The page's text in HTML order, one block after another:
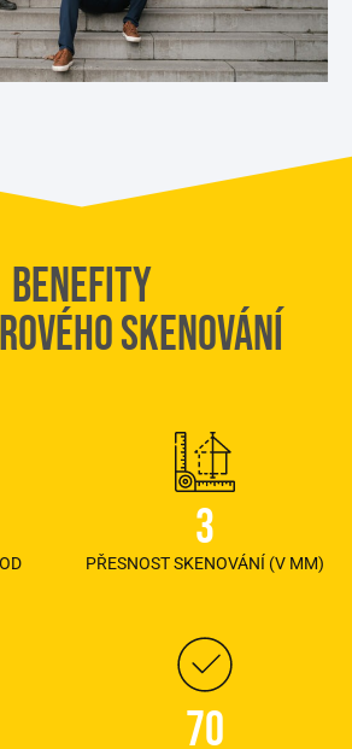
BENEFITY
SKENOVÁNÍ
PŘESNOST SKENOVÁNÍ (V MM)
3
70